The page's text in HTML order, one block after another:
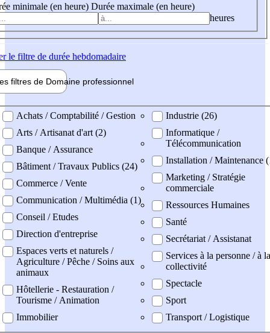
minimale (en heure) Durée maximale (en heure)
heures
le filtre de durée hebdomadaire
filtres de Domaine professionnel
professionel
Achats / Comptabilité / Gestion
Arts / Artisanat d'art (2)
Banque / Assurance
Bâtiment / Travaux Publics (24)
Commerce / Vente
Communication / Multimédia (1)
Conseil / Etudes
Direction d'entreprise
Espaces verts et naturels /
Agriculture / Pêche / Soins aux
animaux
Hôtellerie - Restauration /
Tourisme / Animation
Immobilier
Industrie (26)
Informatique /
Télécommunication
Installation / Maintenance
Marketing / Stratégie
commerciale
Ressources Humaines
Santé
Secrétariat / Assistanat
Services à la personne / à la
collectivité
Spectacle
Sport
Transport / Logistique